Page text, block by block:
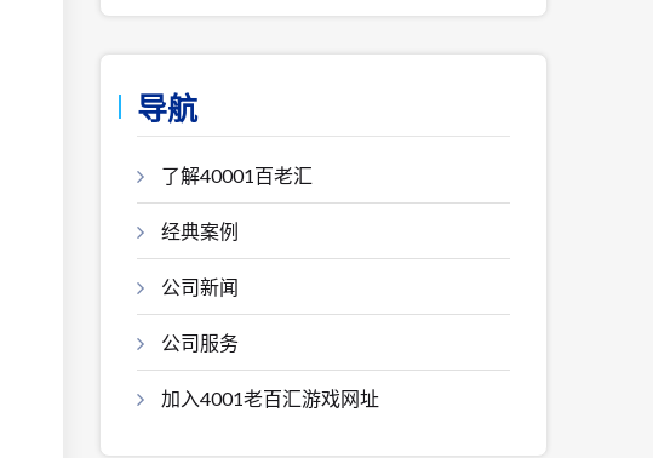
导航
了解40001百老汇
经典案例
公司新闻
公司服务
加入4001老百汇游戏网址